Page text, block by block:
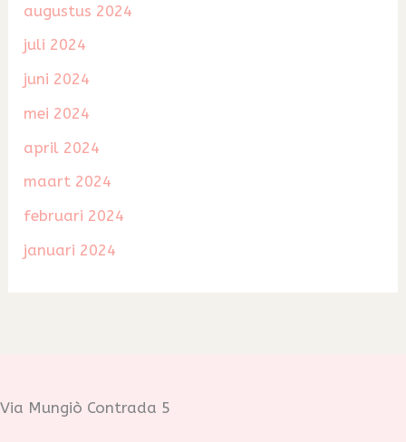
augustus 2024
juli 2024
juni 2024
mei 2024
april 2024
maart 2024
februari 2024
januari 2024
Via Mungiò Contrada 5